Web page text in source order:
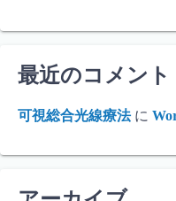
最近のコメント
可視総合光線療法に